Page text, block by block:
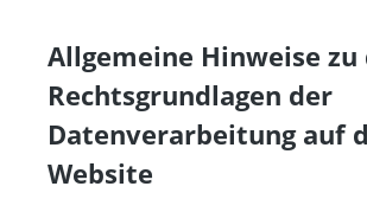
Allgemeine Hinweise zu
Rechtsgrundlagen der
Datenverarbeitung auf
Website